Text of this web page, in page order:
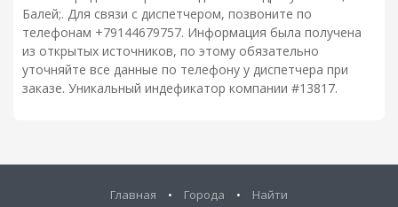
Балей;. Для связи с диспетчером, позвоните по
телефонам +79144679757. Информация была получена
из открытых источников, по этому обязательно
уточняйте все данные по телефону у диспетчера при
заказе. Уникальный индефикатор компании #13817.
Главная • Города • Найти